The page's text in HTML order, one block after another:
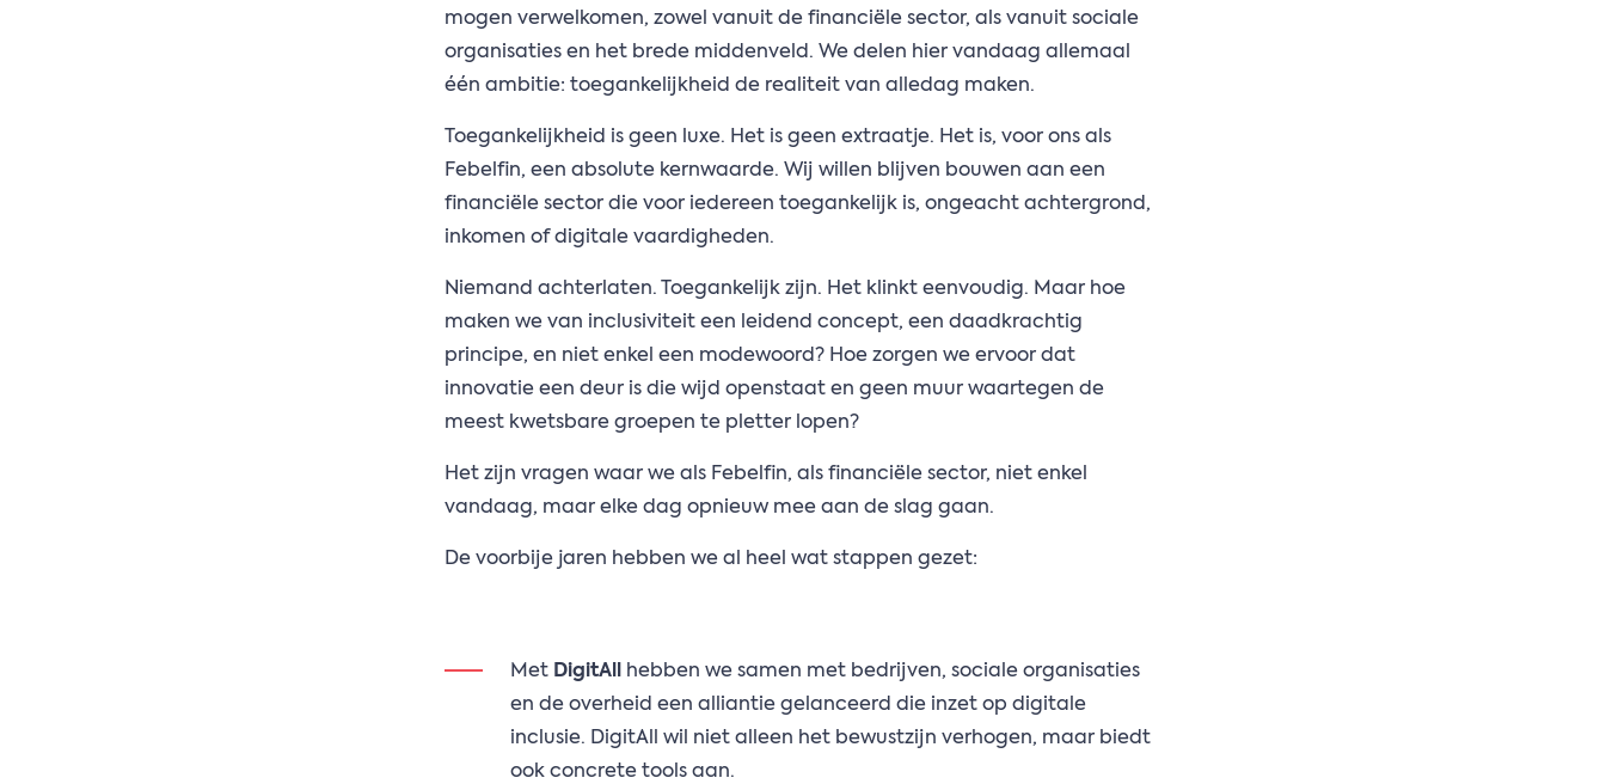
mogen verwelkomen, zowel vanuit de financiële sector, als vanuit sociale
organisaties en het brede middenveld. We delen hier vandaag allemaal
één ambitie: toegankelijkheid de realiteit van alledag maken.
Toegankelijkheid is geen luxe. Het is geen extraatje. Het is, voor ons als
Febelfin, een absolute kernwaarde. Wij willen blijven bouwen aan een
financiële sector die voor iedereen toegankelijk is, ongeacht achtergrond,
inkomen of digitale vaardigheden.
Niemand achterlaten. Toegankelijk zijn. Het klinkt eenvoudig. Maar hoe
maken we van inclusiviteit een leidend concept, een daadkrachtig
principe, en niet enkel een modewoord? Hoe zorgen we ervoor dat
innovatie een deur is die wijd openstaat en geen muur waartegen de
meest kwetsbare groepen te pletter lopen?
Het zijn vragen waar we als Febelfin, als financiële sector, niet enkel
vandaag, maar elke dag opnieuw mee aan de slag gaan.
De voorbije jaren hebben we al heel wat stappen gezet:
Met DigitAll
hebben we samen met bedrijven, sociale organisaties
en de overheid een alliantie gelanceerd die inzet op digitale
inclusie. DigitAll wil niet alleen het bewustzijn verhogen, maar biedt
ook concrete tools aan.